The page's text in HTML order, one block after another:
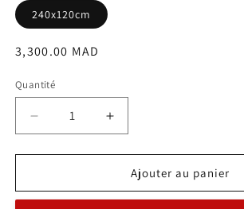
240x120cm
Prix
3,300.00 MAD
Quantité
Réduire
la
quantité
Marguerite
Augmenter
la
quantité
Marguerite
Ajouter au panier